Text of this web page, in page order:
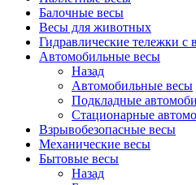
Балочные весы
Весы для животных
Гидравлические тележки с
Автомобильные весы
Назад
Автомобильные весы
Подкладные
Стационарные
Взрывобезопасные весы
Механические весы
Бытовые весы
Назад